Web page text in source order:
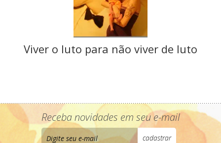
Viver o luto para não viver de luto
Receba novidades em seu e-mail